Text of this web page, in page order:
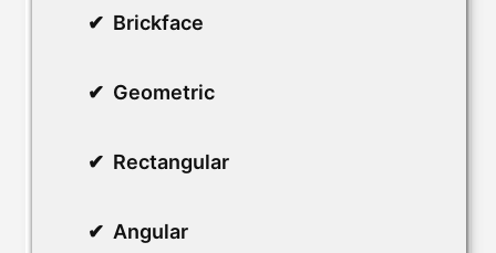
Brickface
Geometric
Rectangular
Angular